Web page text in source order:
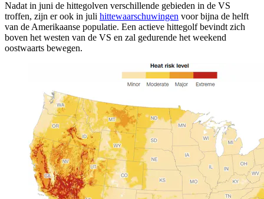
Nadat in juni de hittegolven verschillende gebieden in de VS
troffen, zijn er ook in juli hittewaarschuwingen voor bijna de helft
van de Amerikaanse populatie. Een actieve hittegolf bevindt zich
boven het westen van de VS en zal gedurende het weekend
oostwaarts bewegen.